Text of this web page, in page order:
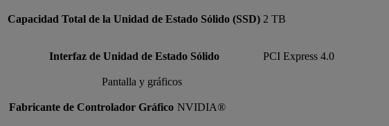
Capacidad Total de la Unidad de Estado Sólido (SSD) 2 TB
Interfaz de Unidad de Estado Sólido PCI Express 4.0
Pantalla y gráficos
Fabricante de Controlador Gráfico NVIDIA®